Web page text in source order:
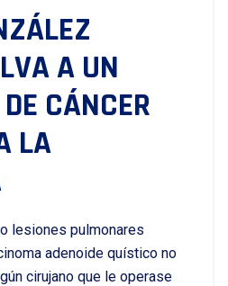
A UN
CÁNCER
LA
lesiones pulmonares
adenoide quístico no
cirujano que le operase